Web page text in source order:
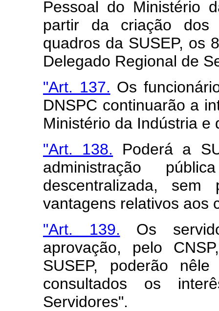
Pessoal do Ministério
partir da criação dos
quadros da SUSEP, os
Delegado Regional de
"Art. 137. Os
DNSPC continuarão a
Ministério da Indústria e
"Art. 138. Poderá a
administração
descentralizada,
vantagens relativos aos
"Art. 139. Os
aprovação, pelo
SUSEP, poderão
consultados os
Servidores".